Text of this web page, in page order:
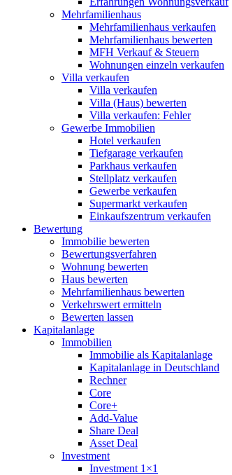
Mehrfamilienhaus
Mehrfamilienhaus verkaufen
Mehrfamilienhaus bewerten
MFH Verkauf & Steuern
Wohnungen einzeln verkaufen
Villa verkaufen
Villa verkaufen
Villa (Haus) bewerten
Villa verkaufen: Fehler
Gewerbe Immobilien
Hotel verkaufen
Tiefgarage verkaufen
Parkhaus verkaufen
Stellplatz verkaufen
Gewerbe verkaufen
Supermarkt verkaufen
Einkaufszentrum verkaufen
Bewertung
Immobilie bewerten
Bewertungsverfahren
Wohnung bewerten
Haus bewerten
Mehrfamilienhaus bewerten
Verkehrswert ermitteln
Bewerten lassen
Kapitalanlage
Immobilien
Immobilie als Kapitalanlage
Kapitalanlage in Deutschland
Rechner
Core
Core+
Add-Value
Share Deal
Asset Deal
Investment
Investment 1×1